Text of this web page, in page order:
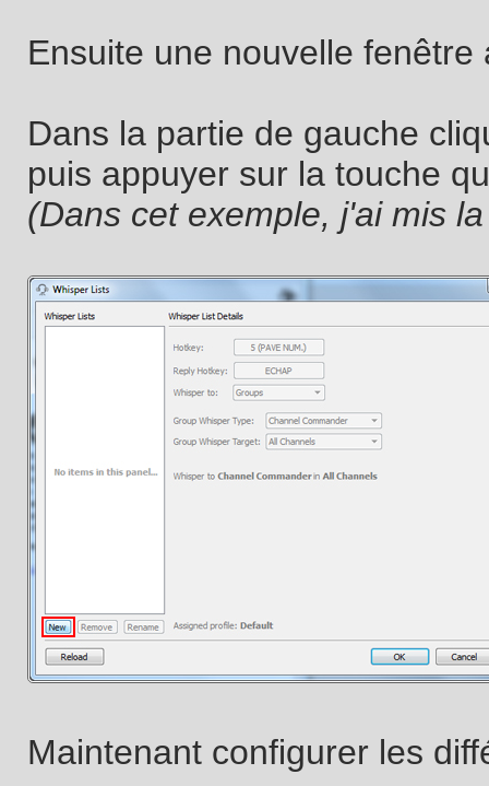
Ensuite une nouvelle fenêtre
Dans la partie de gauche
puis appuyer sur la touche
(Dans cet exemple, j'ai mis
Maintenant configurer les